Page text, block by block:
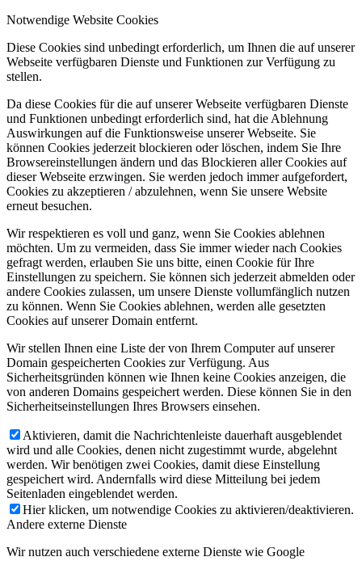
Notwendige Website Cookies
Diese Cookies sind unbedingt erforderlich, um Ihnen die auf unserer
Webseite verfügbaren Dienste und Funktionen zur Verfügung zu
stellen.
Da diese Cookies für die auf unserer Webseite verfügbaren Dienste
und Funktionen unbedingt erforderlich sind, hat die Ablehnung
Auswirkungen auf die Funktionsweise unserer Webseite. Sie
können Cookies jederzeit blockieren oder löschen, indem Sie Ihre
Browsereinstellungen ändern und das Blockieren aller Cookies auf
dieser Webseite erzwingen. Sie werden jedoch immer aufgefordert,
Cookies zu akzeptieren / abzulehnen, wenn Sie unsere Website
erneut besuchen.
Wir respektieren es voll und ganz, wenn Sie Cookies ablehnen
möchten. Um zu vermeiden, dass Sie immer wieder nach Cookies
gefragt werden, erlauben Sie uns bitte, einen Cookie für Ihre
Einstellungen zu speichern. Sie können sich jederzeit abmelden oder
andere Cookies zulassen, um unsere Dienste vollumfänglich nutzen
zu können. Wenn Sie Cookies ablehnen, werden alle gesetzten
Cookies auf unserer Domain entfernt.
Wir stellen Ihnen eine Liste der von Ihrem Computer auf unserer
Domain gespeicherten Cookies zur Verfügung. Aus
Sicherheitsgründen können wie Ihnen keine Cookies anzeigen, die
von anderen Domains gespeichert werden. Diese können Sie in den
Sicherheitseinstellungen Ihres Browsers einsehen.
Aktivieren, damit die Nachrichtenleiste dauerhaft ausgeblendet
wird und alle Cookies, denen nicht zugestimmt wurde, abgelehnt
werden. Wir benötigen zwei Cookies, damit diese Einstellung
gespeichert wird. Andernfalls wird diese Mitteilung bei jedem
Seitenladen eingeblendet werden.
Hier klicken, um notwendige Cookies zu aktivieren/deaktivieren.
Andere externe Dienste
Wir nutzen auch verschiedene externe Dienste wie Google